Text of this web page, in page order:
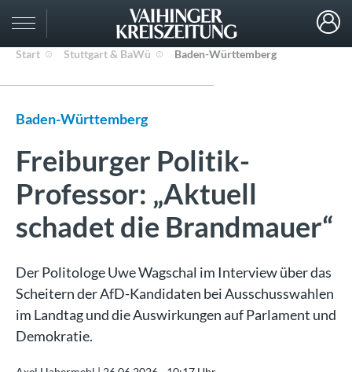
Start Stuttgart & BaWü Baden-Württemberg
Baden-Württemberg
Freiburger Politik-
Professor: „Aktuell
schadet die Brandmauer“
Der Politologe Uwe Wagschal im Interview über das
Scheitern der AfD-Kandidaten bei Ausschusswahlen
im Landtag und die Auswirkungen auf Parlament und
Demokratie.